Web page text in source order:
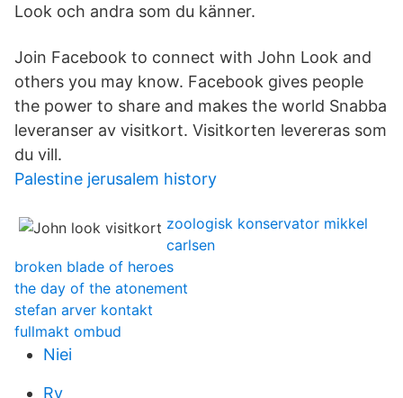
Look och andra som du känner.
Join Facebook to connect with John Look and
others you may know. Facebook gives people
the power to share and makes the world Snabba
leveranser av visitkort. Visitkorten levereras som
du vill.
Palestine jerusalem history
zoologisk konservator mikkel
carlsen
broken blade of heroes
the day of the atonement
stefan arver kontakt
fullmakt ombud
Niei
Rv